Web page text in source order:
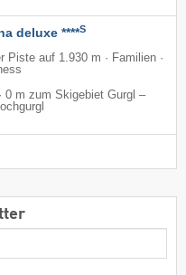
deluxe ****S
Piste auf 1.930 m · Familien ·
· 0 m zum Skigebiet Gurgl –